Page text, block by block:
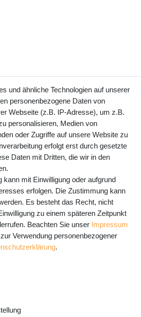
460 400
MwSt. und zzgl. Service- und
- Keine Angebote
verpassen!
dass ich die
Einwilligung kann ich jederzeit
und ähnliche Technologien auf unserer
personenbezogene Daten von
Webseite (z.B. IP-Adresse), um z.B.
personalisieren, Medien von
oder Zugriffe auf unsere Website zu
erfolgt erst durch gesetzte
Daten mit Dritten, die wir in den
kann mit Einwilligung oder aufgrund
erfolgen. Die Zustimmung kann
Es besteht das Recht, nicht
zu einem späteren Zeitpunkt
Beachten Sie unser Impressum
Verwendung personenbezogener
.